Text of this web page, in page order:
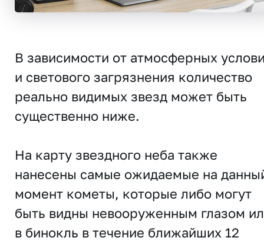
В зависимости от атмосферных
и светового загрязнения количество
реально видимых звезд может быть
существенно ниже.
На карту звездного неба также
нанесены самые ожидаемые на
момент кометы, которые либо могут
быть видны невооруженным глазом
в бинокль в течение ближайших 12